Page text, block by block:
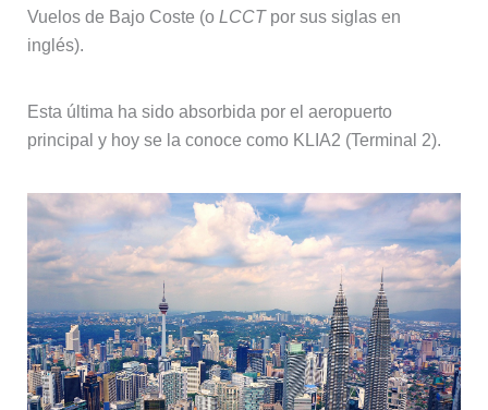
Vuelos de Bajo Coste (o LCCTpor sus siglas en
inglés).
Esta última ha sido absorbida por el aeropuerto
principal y hoy se la conoce como KLIA2 (Terminal 2).